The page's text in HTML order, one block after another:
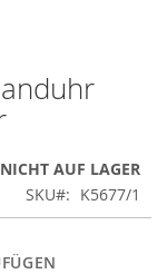
NICHT AUF LAGER
SKU
K5677/1